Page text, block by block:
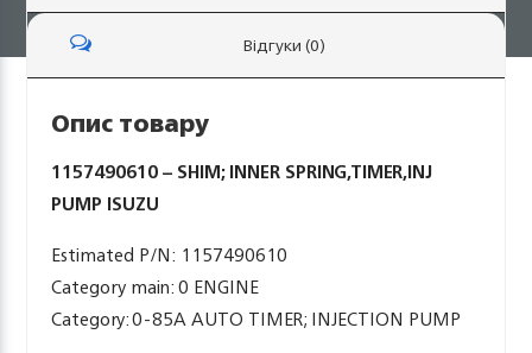
Відгуки (0)
Опис товару
1157490610 – SHIM; INNER SPRING,TIMER,INJ
PUMP ISUZU
Estimated P/N: 1157490610
Category main: 0 ENGINE
Category: 0-85A AUTO TIMER; INJECTION PUMP